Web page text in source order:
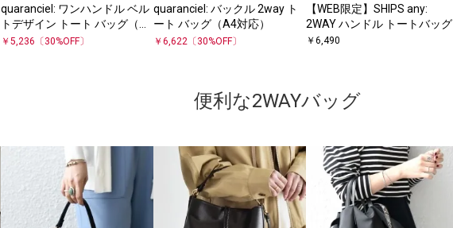
quaranciel: ワンハンドル ベル
トデザイン トート バッグ（A4
対応）
￥ 5,236 〔30%OFF〕
quaranciel: バックル 2way ト
ート バッグ（A4対応）
￥ 6,622 〔30%OFF〕
【WEB限定】SHIPS any:
2WAY ハンドル トートバッグ
￥ 6,490
便利な2WAYバッグ